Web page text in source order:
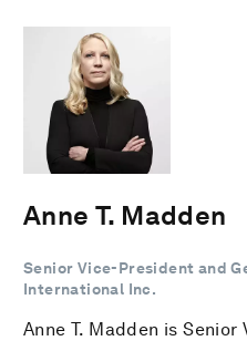
Anne T. Madden
Senior Vice-President and
International Inc.
Anne T. Madden is